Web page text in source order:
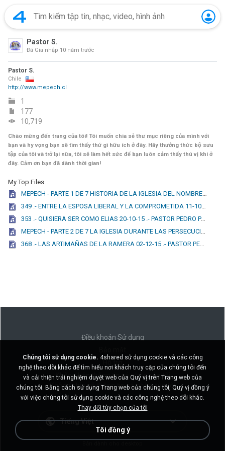
Pastor S.
Đã Gia nhập 10 năm trước
Pastor S.
Chile
http://www.mepech.cl
1
177
10,719
Chào mừng đến trang của tôi! Tôi muốn chia sẻ thư mục riêng của mình với
bạn và hy vọng bạn sẽ tìm thấy thứ gì hữu ích ở đây. Hãy thưởng thức bộ sưu
tập của tôi và trở lại nữa, tôi sẽ làm hết sức để bạn luôn cảm thấy thú vị khi ở
đây. Cảm ơn bạn đã dành thời gian!
My Top Files
MEPECH - PARTE 1 DE 7 HISTORIA DE LA IGLESIA DEL NOMBRE DE JESUS 15-04-2016 (HNO JULIO CESAR).mp3
349 .- ENTRE LA ESPOSA LIBERAL Y LA COMPROMETIDA 11-10-15 .- PASTOR PEDRO PABLO SANTIBÁÑEZ.mp3
353 .- QUISIERA SER COMO ELIAS 20-10-15 .- PASTOR PEDRO PABLO SANTIBÁÑEZ.mp3
MEPECH - PARTE 2 DE 7 LA IGLESIA DURANTE LAS PERSECUCIONES DEL IMPERIO ROMANO 21-04-2016.mp3
368 .- LAS ARTIMAÑAS DE LA RAMERA 02-12-15 .- PASTOR PEDRO PABLO SANTIBÁÑEZ.mp3
Điều khoản Sử dụng
Không bán thông tin cá nhân của tôi
Không chia sẻ thông tin cá nhân của tôi
Tiếng Việt
Chúng tôi sử dụng cookie. 4shared sử dụng cookie và các công
nghệ theo dõi khác để tìm hiểu nơi khách truy cập của chúng tôi đến
và cải thiện trải nghiệm duyệt web của Quý vị trên Trang web của
chúng tôi. Bằng cách sử dụng Trang web của chúng tôi, Quý vị đồng ý
với việc chúng tôi sử dụng cookie và các công nghệ theo dõi khác.
Thay đổi tùy chọn của tôi
Tôi đồng ý